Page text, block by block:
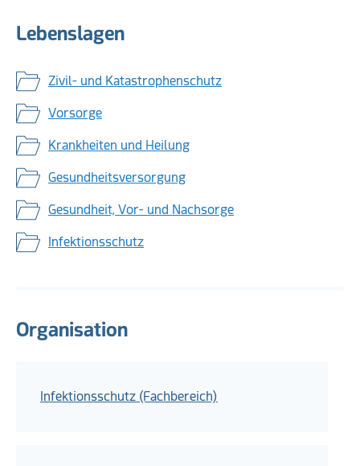
Lebenslagen
Zivil- und Katastrophenschutz
Vorsorge
Krankheiten und Heilung
Gesundheitsversorgung
Gesundheit, Vor- und Nachsorge
Infektionsschutz
Organisation
Infektionsschutz (Fachbereich)